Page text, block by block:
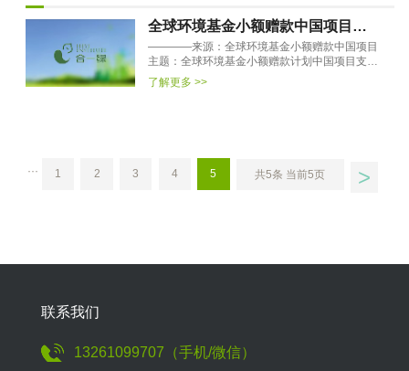
全球环境基金小额赠款中国项目
2014年项目建议书征集启示
————来源：全球环境基金小额赠款中国项目
主题：全球环境基金小额赠款计划中国项目支持
非政府、非盈利组织实施生物多样性保护，消除
气候变化，保护国际水域···
了解更多 >>
··· 1 2 3 4 5 共5条 当前5页 >
联系我们
13261099707（手机/微信）